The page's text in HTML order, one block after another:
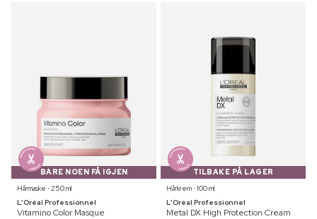
BARE NOEN FÅ IGJEN
Hårmaske ⋅ 250 ml
L'Oréal Professionnel
Vitamino Color Masque
TILBAKE PÅ LAGER
Hårkrem ⋅ 100 ml
L'Oréal Professionnel
Metal DX High Protection Cream